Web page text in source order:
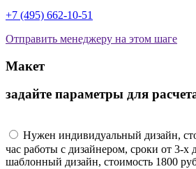
+7 (495) 662-10-51
Отправить менеджеру на этом шаге
Макет
задайте параметры для
Нужен индивидуальный дизайн,
час работы с дизайнером, сроки от 3-х
шаблонный дизайн, стоимость 1800